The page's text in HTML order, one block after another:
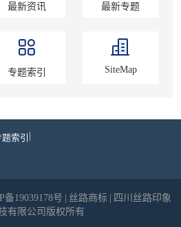
最新资讯 最新专题
专题索引 SiteMap
索引 |
备19039178号 | 丝路商标 | 四川丝路印象
有限公司版权所有